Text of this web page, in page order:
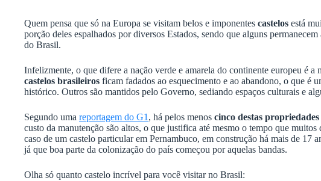
Quem pensa que só na Europa se visitam belos e imponentes castelos está
porção deles espalhados por diversos Estados, sendo que alguns
do Brasil.
Infelizmente, o que difere a nação verde e amarela do continente europeu é a
castelos brasileiros ficam fadados ao esquecimento e ao abandono, o que é
histórico. Outros são mantidos pelo Governo, sediando espaços culturais e
Segundo uma reportagem do G1 , há pelos menos cinco destas
custo da manutenção são altos, o que justifica até mesmo o tempo que
caso de um castelo particular em Pernambuco, em construção há mais de 17
já que boa parte da colonização do país começou por aquelas bandas.
Olha só quanto castelo incrível para você visitar no Brasil: